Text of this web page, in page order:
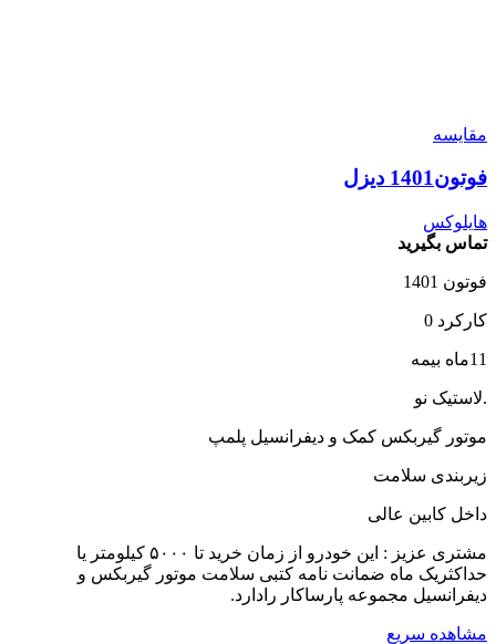
مقایسه
فوتون1401 دیزل
هایلوکس
تماس بگیرید
فوتون 1401
کارکرد 0
11ماه بیمه
.لاستیک نو
موتور گیربکس کمک و دیفرانسیل پلمپ
زیربندی سلامت
داخل کابین عالی
مشتری عزیز : این خودرو از زمان خرید تا ۵۰۰۰ کیلومتر یا
حداکثریک ماه ضمانت نامه کتبی سلامت موتور گیربکس و
دیفرانسیل مجموعه پارساکار رادارد.
مشاهده سریع